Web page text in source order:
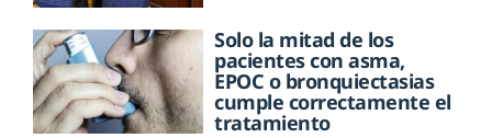
Solo la mitad de los
pacientes con asma,
EPOC o bronquiectasias
cumple correctamente el
tratamiento